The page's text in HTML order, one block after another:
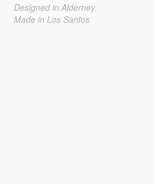
Designed in Alderney
Made in Los Santos